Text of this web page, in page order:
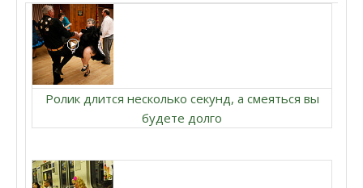
Ролик длится несколько секунд, а смеяться вы
будете долго